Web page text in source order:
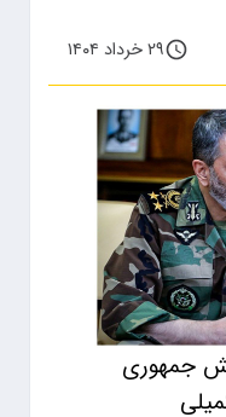
۲۹ خرداد ۱۴۰۴
جمهوری